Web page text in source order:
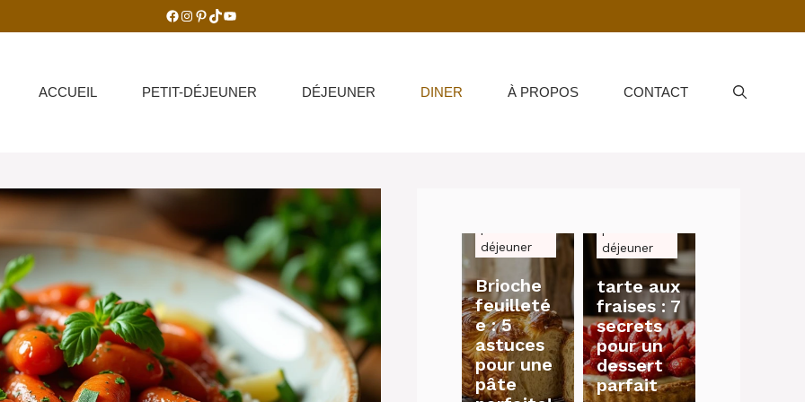
Facebook
Instagram
Pinterest
TikTok
YouTube
ACCUEIL PETIT-DÉJEUNER DÉJEUNER DINER À PROPOS CONTACT
déjeuner
Brioche
feuilleté
e : 5
astuces
pour une
pâte
déjeuner
tarte aux
fraises : 7
secrets
pour un
dessert
parfait